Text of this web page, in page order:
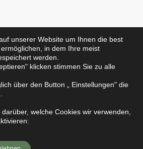
TuS Lütmarsen – SG
Erkeln/Hembsen
unserer Website um Ihnen die best
in dem Ihre meist
werden.
klicken stimmen Sie zu alle
über den Button „ Einstellungen" die
welche Cookies wir verwenden,